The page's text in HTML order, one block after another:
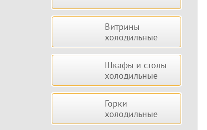
Витрины
холодильные
Шкафы и столы
холодильные
Горки
холодильные